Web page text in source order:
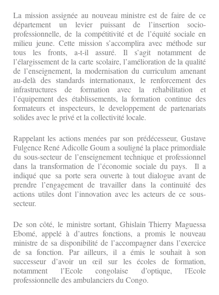
La mission assignée au nouveau ministre est de faire de ce
département un levier puissant de l’insertion socio-
professionnelle, de la compétitivité et de l’équité sociale en
milieu jeune. Cette mission s’accomplira avec méthode sur
tous les fronts, a-t-il assuré. Il s’agit notamment de
l’élargissement de la carte scolaire, l’amélioration de la qualité
de l’enseignement, la modernisation du curriculum amenant
au-delà des standards internationaux, le renforcement des
infrastructures de formation avec la réhabilitation et
l’équipement des établissements, la formation continue des
formateurs et inspecteurs, le developpement de partenariats
solides avec le privé et la collectivité locale.
Rappelant les actions menées par son prédécesseur, Gustave
Fulgence René Adicolle Goum a souligné la place primordiale
du sous-secteur de l’enseignement technique et professionnel
dans la transformation de l’économie sociale du pays. Il a
indiqué que sa porte sera ouverte à tout dialogue avant de
prendre l’engagement de travailler dans la continuité des
actions utiles dont l’innovation avec les acteurs de ce sous-
secteur.
De son côté, le ministre sortant, Ghislain Thierry Maguessa
Ebomé, appelé à d’autres fonctions, a promis le nouveau
ministre de sa disponibilité de l’accompagner dans l’exercice
de sa fonction. Par ailleurs, il a émis le souhait à son
successeur d’avoir un œil sur les écoles de formation,
notamment l’Ecole congolaise d’optique, l'Ecole
professionnelle des ambulanciers du Congo.